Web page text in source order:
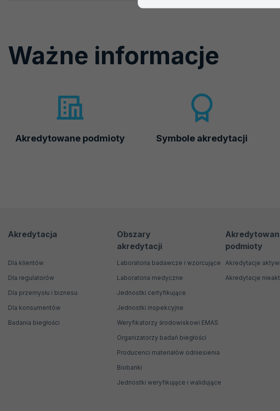
Ważne informacje
Akredytowane podmioty Symbole akredytacji
Menu
Menu
Akredytacja
Dla klientów
Dla regulatorów
Dla przemysłu i biznesu
Dla konsumentów
Badania biegłości
Obszary
akredytacji
Laboratoria badawcze i wzorcujące
Laboratoria medyczne
Jednostki certyfikujące
Jednostki inspekcyjne
Weryfikatorzy środowiskowi EMAS
Organizatorzy badań biegłości
Producenci materiałów odniesienia
Biobanki
Jednostki weryfikujące i walidujące
podmioty
Akredytacje
Akredytacje